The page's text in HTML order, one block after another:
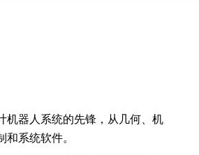
机器人系统的先锋，从几何、机
系统软件。